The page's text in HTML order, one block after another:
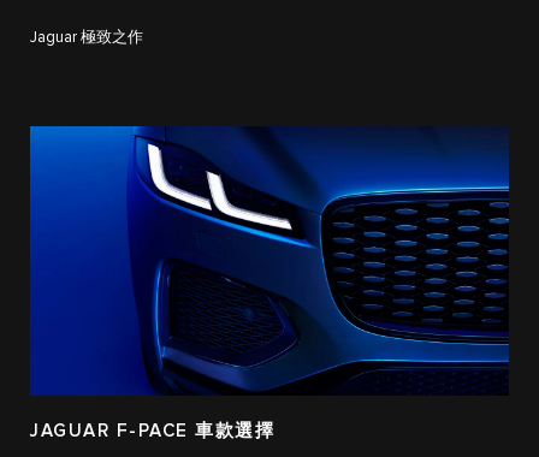
Jaguar 極致之作
JAGUAR F-PACE 車款選擇